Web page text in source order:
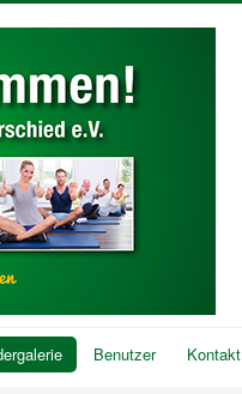
Benutzer Kontakt